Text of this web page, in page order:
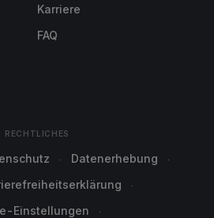
Karriere
FAQ
RECHTLICHES
Datenerhebung
Einstellungen